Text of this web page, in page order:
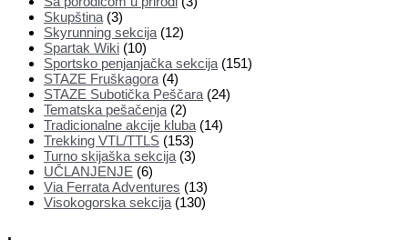
Skupština (3)
Skyrunning sekcija (12)
Spartak Wiki (10)
Sportsko penjanjačka sekcija (151)
STAZE Fruškagora (4)
STAZE Subotička Peščara (24)
Tematska pešačenja (2)
Tradicionalne akcije kluba (14)
Trekking VTL/TTLS (153)
Turno skijaška sekcija (3)
UČLANJENJE (6)
Via Ferrata Adventures (13)
Visokogorska sekcija (130)
.